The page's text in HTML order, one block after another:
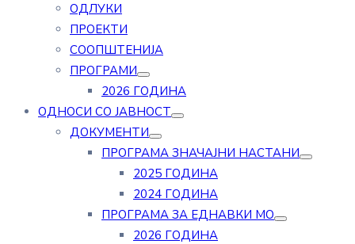
ОДЛУКИ
ПРОЕКТИ
СООПШТЕНИЈА
ПРОГРАМИ
2026 ГОДИНА
ОДНОСИ СО ЈАВНОСТ
ДОКУМЕНТИ
ПРОГРАМА ЗНАЧАЈНИ НАСТАНИ
2025 ГОДИНА
2024 ГОДИНА
ПРОГРАМА ЗА ЕДНАВКИ МО
2026 ГОДИНА